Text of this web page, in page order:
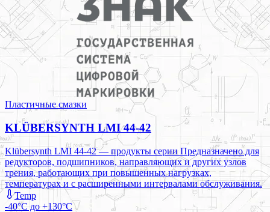
Пластичные смазки
KLÜBERSYNTH LMI 44-42
Klübersynth LMI 44-42 — продукты серии Предназначено для
редукторов, подшипников, направляющих и других узлов
трения, работающих при повышенных нагрузках,
температурах и с расширенными интервалами обслуживания.
Temp
-40°C до +130°C